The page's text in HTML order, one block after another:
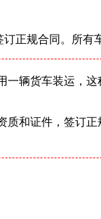
正规合同。所有
辆货车装运，
和证件，签订